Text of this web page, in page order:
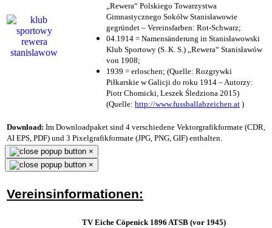
„Rewera“ Polskiego Towarzystwa
Gimnastycznego Sokółw Stanisławowie
gegründet – Vereinsfarben: Rot-Schwarz;
04.1914 = Namensänderung in Stanisławowski
Klub Sportowy (S. K. S.) „Rewera“ Stanisławów
von 1908;
1939 = erloschen; (Quelle: Rozgrywki
Piłkarskie w Galicji do roku 1914 – Autorzy:
Piotr Chomicki, Leszek Śledziona 2015)
(Quelle: http://www.fussballabzeichen.at )
Download: Im Downloadpaket sind 4 verschiedene Vektorgrafikformate (CDR,
AI EPS, PDF) und 3 Pixelgrafikformate (JPG, PNG, GIF) enthalten.
×
×
Vereinsinformationen:
TV Eiche Cöpenick 1896 ATSB (vor 1945)